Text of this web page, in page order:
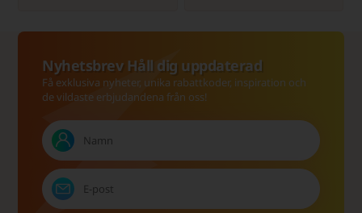
Nyhetsbrev Håll dig uppdaterad
Få exklusiva nyheter, unika rabattkoder, inspiration och
de vildaste erbjudandena från oss!